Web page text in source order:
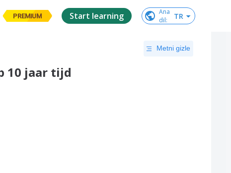
PREMIUM Start learning
Ana
dil: TR
Metni gizle
10 jaar tijd